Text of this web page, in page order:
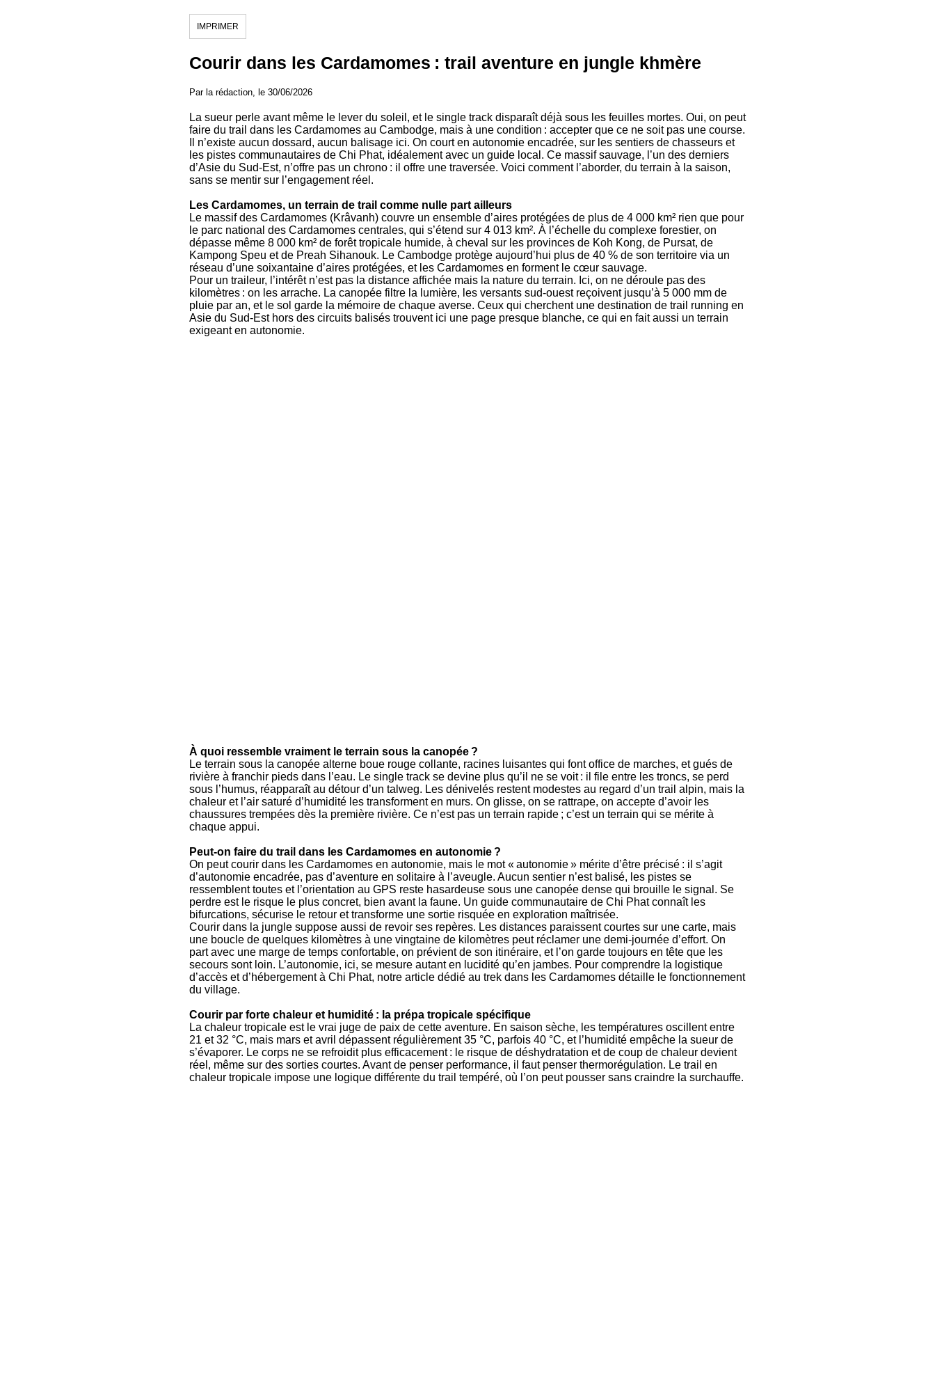
IMPRIMER
Courir dans les Cardamomes : trail aventure en jungle khmère
Par la rédaction, le 30/06/2026
La sueur perle avant même le lever du soleil, et le single track disparaît déjà sous les feuilles mortes. Oui, on peut
faire du trail dans les Cardamomes au Cambodge, mais à une condition : accepter que ce ne soit pas une course.
Il n’existe aucun dossard, aucun balisage ici. On court en autonomie encadrée, sur les sentiers de chasseurs et
les pistes communautaires de Chi Phat, idéalement avec un guide local. Ce massif sauvage, l’un des derniers
d’Asie du Sud-Est, n’offre pas un chrono : il offre une traversée. Voici comment l’aborder, du terrain à la saison,
sans se mentir sur l’engagement réel.
Les Cardamomes, un terrain de trail comme nulle part ailleurs
Le massif des Cardamomes (Krâvanh) couvre un ensemble d’aires protégées de plus de 4 000 km² rien que pour
le parc national des Cardamomes centrales, qui s’étend sur 4 013 km². À l’échelle du complexe forestier, on
dépasse même 8 000 km² de forêt tropicale humide, à cheval sur les provinces de Koh Kong, de Pursat, de
Kampong Speu et de Preah Sihanouk. Le Cambodge protège aujourd’hui plus de 40 % de son territoire via un
réseau d’une soixantaine d’aires protégées, et les Cardamomes en forment le cœur sauvage.
Pour un traileur, l’intérêt n’est pas la distance affichée mais la nature du terrain. Ici, on ne déroule pas des
kilomètres : on les arrache. La canopée filtre la lumière, les versants sud-ouest reçoivent jusqu’à 5 000 mm de
pluie par an, et le sol garde la mémoire de chaque averse. Ceux qui cherchent une destination de trail running en
Asie du Sud-Est hors des circuits balisés trouvent ici une page presque blanche, ce qui en fait aussi un terrain
exigeant en autonomie.
À quoi ressemble vraiment le terrain sous la canopée ?
Le terrain sous la canopée alterne boue rouge collante, racines luisantes qui font office de marches, et gués de
rivière à franchir pieds dans l’eau. Le single track se devine plus qu’il ne se voit : il file entre les troncs, se perd
sous l’humus, réapparaît au détour d’un talweg. Les dénivelés restent modestes au regard d’un trail alpin, mais la
chaleur et l’air saturé d’humidité les transforment en murs. On glisse, on se rattrape, on accepte d’avoir les
chaussures trempées dès la première rivière. Ce n’est pas un terrain rapide ; c’est un terrain qui se mérite à
chaque appui.
Peut-on faire du trail dans les Cardamomes en autonomie ?
On peut courir dans les Cardamomes en autonomie, mais le mot « autonomie » mérite d’être précisé : il s’agit
d’autonomie encadrée, pas d’aventure en solitaire à l’aveugle. Aucun sentier n’est balisé, les pistes se
ressemblent toutes et l’orientation au GPS reste hasardeuse sous une canopée dense qui brouille le signal. Se
perdre est le risque le plus concret, bien avant la faune. Un guide communautaire de Chi Phat connaît les
bifurcations, sécurise le retour et transforme une sortie risquée en exploration maîtrisée.
Courir dans la jungle suppose aussi de revoir ses repères. Les distances paraissent courtes sur une carte, mais
une boucle de quelques kilomètres à une vingtaine de kilomètres peut réclamer une demi-journée d’effort. On
part avec une marge de temps confortable, on prévient de son itinéraire, et l’on garde toujours en tête que les
secours sont loin. L’autonomie, ici, se mesure autant en lucidité qu’en jambes. Pour comprendre la logistique
d’accès et d’hébergement à Chi Phat, notre article dédié au trek dans les Cardamomes détaille le fonctionnement
du village.
Courir par forte chaleur et humidité : la prépa tropicale spécifique
La chaleur tropicale est le vrai juge de paix de cette aventure. En saison sèche, les températures oscillent entre
21 et 32 °C, mais mars et avril dépassent régulièrement 35 °C, parfois 40 °C, et l’humidité empêche la sueur de
s’évaporer. Le corps ne se refroidit plus efficacement : le risque de déshydratation et de coup de chaleur devient
réel, même sur des sorties courtes. Avant de penser performance, il faut penser thermorégulation. Le trail en
chaleur tropicale impose une logique différente du trail tempéré, où l’on peut pousser sans craindre la surchauffe.